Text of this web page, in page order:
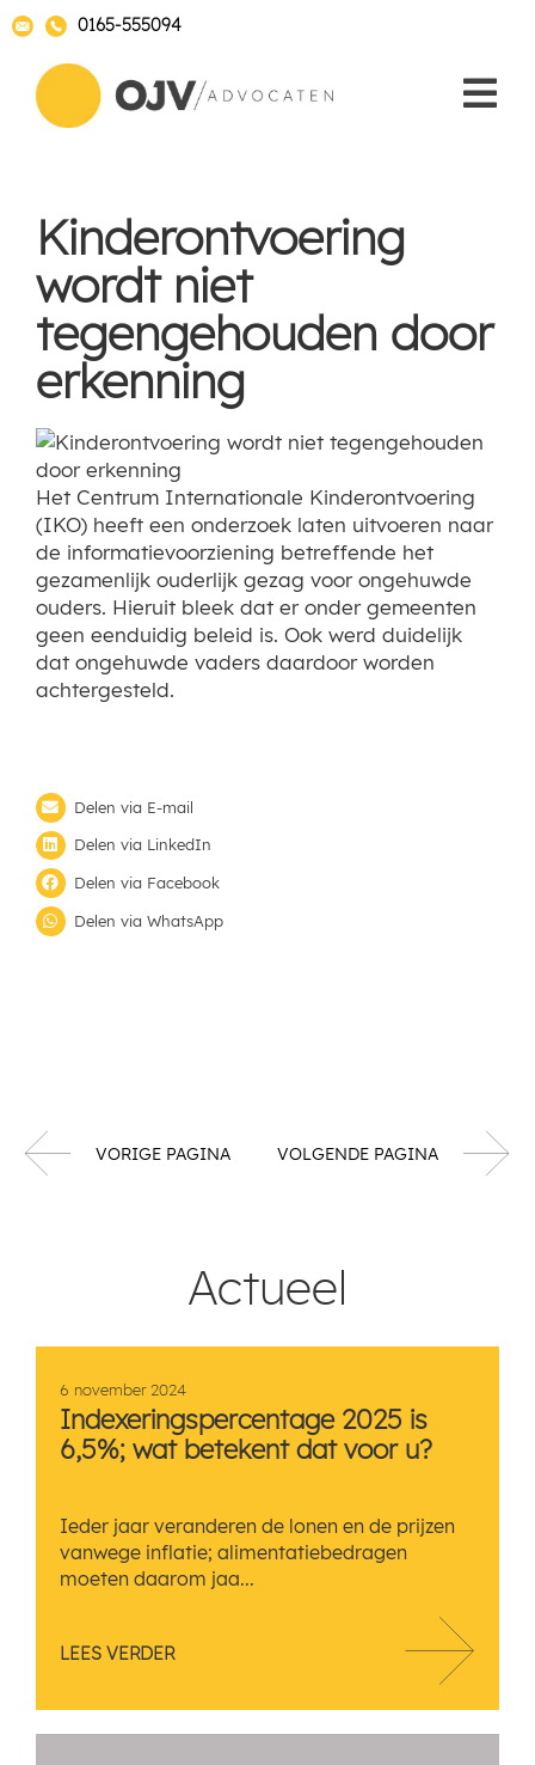
0165-555094
Kinderontvoering
wordt niet
tegengehouden door
erkenning
Het Centrum Internationale Kinderontvoering
(IKO) heeft een onderzoek laten uitvoeren naar
de informatievoorziening betreffende het
gezamenlijk ouderlijk gezag voor ongehuwde
ouders. Hieruit bleek dat er onder gemeenten
geen eenduidig beleid is. Ook werd duidelijk
dat ongehuwde vaders daardoor worden
achtergesteld.
Delen via E-mail
Delen via LinkedIn
Delen via Facebook
Delen via WhatsApp
VORIGE PAGINA VOLGENDE PAGINA
Actueel
6 november 2024
Indexeringspercentage 2025 is
6,5%; wat betekent dat voor u?
Ieder jaar veranderen de lonen en de prijzen
vanwege inflatie; alimentatiebedragen
moeten daarom jaa...
LEES VERDER